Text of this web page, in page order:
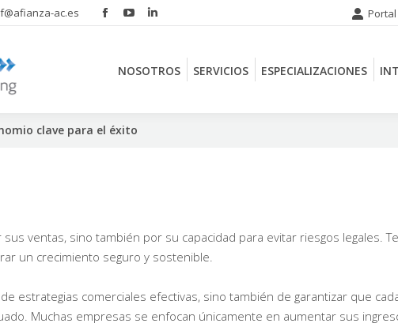
ac.es
Facebook
opens
window
YouTube
opens
window
Linkedin
opens
NOSOTROS SERVICIOS ESPECIALIZACIONES
clave para el éxito
ventas, sino también por su capacidad para evitar riesgos legales. Te
un crecimiento seguro y sostenible.
estrategias comerciales efectivas, sino también de garantizar que
Muchas empresas se enfocan únicamente en aumentar sus